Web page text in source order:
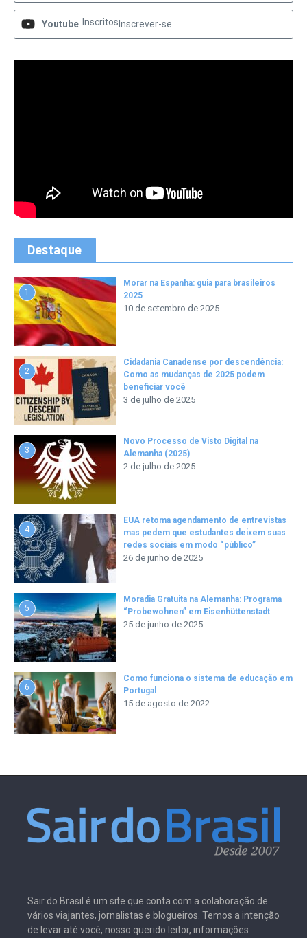
Youtube Inscritos Inscrever-se
Destaque
1
Morar na Espanha: guia para brasileiros
2025
10 de setembro de 2025
2
Cidadania Canadense por descendência:
Como as mudanças de 2025 podem
beneficiar você
3 de julho de 2025
3
Novo Processo de Visto Digital na
Alemanha (2025)
2 de julho de 2025
4
EUA retoma agendamento de entrevistas
mas pedem que estudantes deixem suas
redes sociais em modo “público”
26 de junho de 2025
5
Moradia Gratuita na Alemanha: Programa
“Probewohnen” em Eisenhüttenstadt
25 de junho de 2025
6
Como funciona o sistema de educação em
Portugal
15 de agosto de 2022
Sair do Brasil é um site que conta com a colaboração de
vários viajantes, jornalistas e blogueiros. Temos a intenção
de levar até você, nosso querido leitor, informações